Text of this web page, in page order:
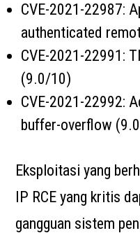
CVE-2021-22987:
authenticated
CVE-2021-22991:
(9.0/10)
CVE-2021-22992:
buffer-overflow
Eksploitasi yang
IP RCE yang kritis
gangguan sistem